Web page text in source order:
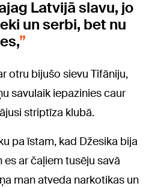
Latvijā slavu, jo
un serbi, bet nu
otru bijušo sievu Tifāniju,
savulaik iepazinies caur
striptīza klubā.
pa īstam, kad Džesika bija
es ar čaļiem tusēju savā
man atveda narkotikas un